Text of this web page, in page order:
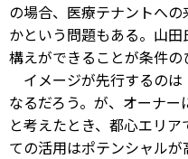
の場合、医療テナントへ
かという問題もある。山
構えができることが条件の
イメージが先行するのは
なるだろう。が、オーナ
と考えたとき、都心エリ
ての活用はポテンシャルが